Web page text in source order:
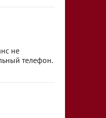
не
телефон.